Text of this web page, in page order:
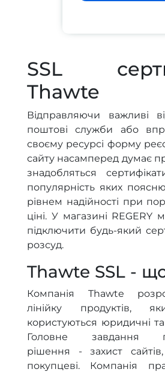
SSL
Thawte
Відправляючи важливі
поштові служби або
своєму ресурсі форму
сайту насамперед думає
знадобляться
популярність яких
рівнем надійності при
ціні. У магазині REGERY
підключити будь-який
розсуд.
Thawte SSL -
Компанія Thawte
лінійку продуктів,
користуються юридичні
Головне завдання
рішення - захист
покупцеві. Компанія